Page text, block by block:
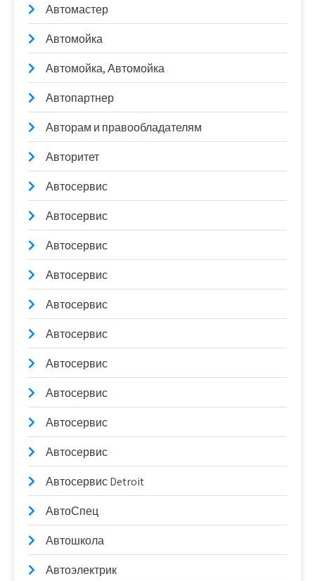
Автомастер
Автомойка
Автомойка, Автомойка
Автопартнер
Авторам и правообладателям
Авторитет
Автосервис
Автосервис
Автосервис
Автосервис
Автосервис
Автосервис
Автосервис
Автосервис
Автосервис
Автосервис
Автосервис Detroit
АвтоСпец
Автошкола
Автоэлектрик